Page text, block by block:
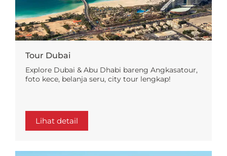
Tour Dubai
Explore Dubai & Abu Dhabi bareng Angkasatour,
foto kece, belanja seru, city tour lengkap!
Lihat detail